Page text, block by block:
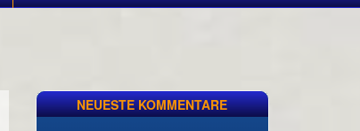
NEUESTE KOMMENTARE